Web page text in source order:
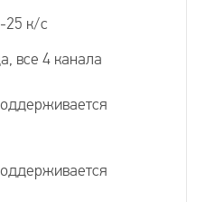
25 к/с
все 4 канала